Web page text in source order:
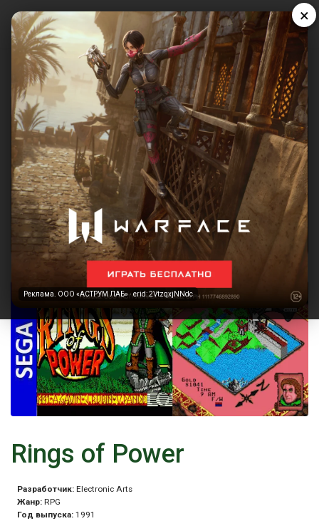
×
Реклама. ООО «АСТРУМ ЛАБ» · erid: 2VtzqxjNNdc
Реклама. ООО «АСТРУМ ЛАБ» · erid: 2VtzqxjNNdc
Rings of Power
Разработчик: Electronic Arts
Жанр: RPG
Год выпуска: 1991